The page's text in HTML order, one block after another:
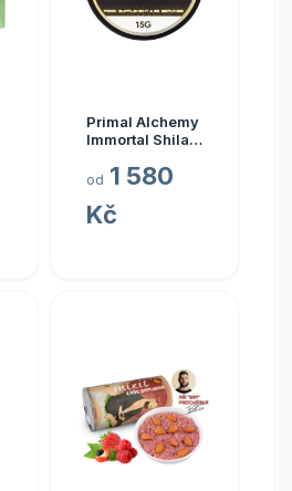
Primal Alchemy
Immortal Shilajit
gramů
od 1 580
Kč